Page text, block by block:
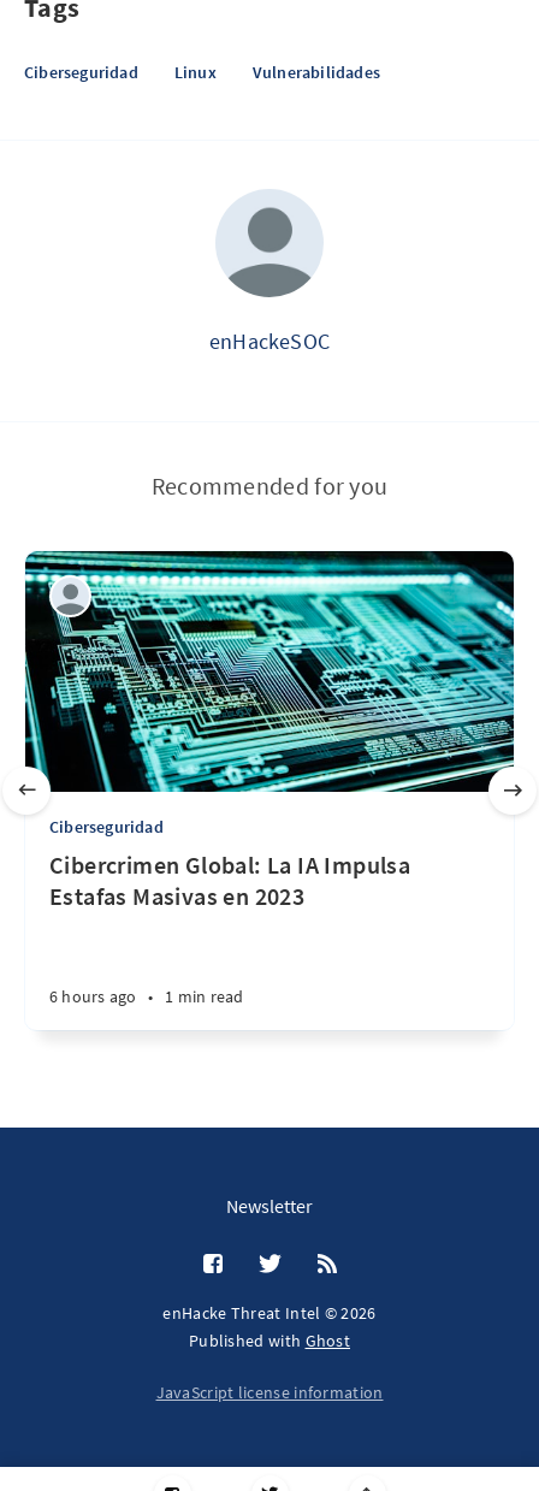
Tags
Ciberseguridad Linux Vulnerabilidades
enHackeSOC
Recommended for you
Ciberseguridad
Cibercrimen Global: La IA Impulsa
Estafas Masivas en 2023
6 hours ago • 1 min read
Newsletter
enHacke Threat Intel © 2026
Published with Ghost
JavaScript license information